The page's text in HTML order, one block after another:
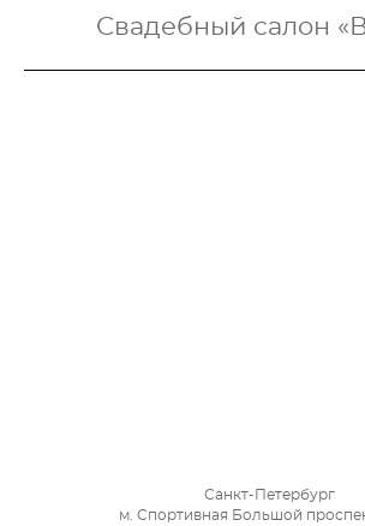
Свадебный салон
Санкт-Петербург
м. Спортивная Большой